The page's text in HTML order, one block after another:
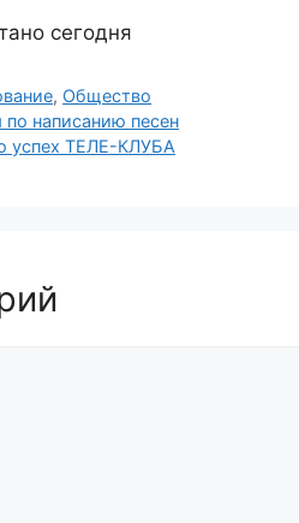
сегодня
, Общество
написанию песен
успех ТЕЛЕ-КЛУБА